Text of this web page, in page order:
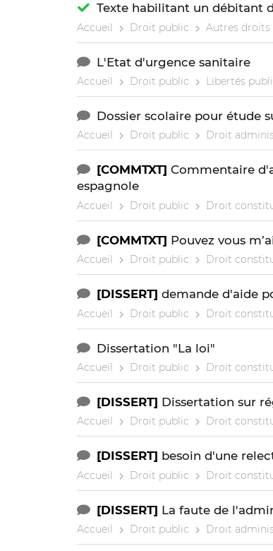
Texte habilitant un débitant
Accueil Droit public Autres droits
L'Etat d'urgence sanitaire
Accueil Droit public Libertés
Dossier scolaire pour étude
Accueil Droit public Droit
[COMMTXT] Commentaire
espagnole
Accueil Droit public Droit
[COMMTXT] Pouvez vous
Accueil Droit public Droit
[DISSERT] demande d'aide
Accueil Droit public Droit
Dissertation "La loi"
Accueil Droit public Droit
[DISSERT] Dissertation sur
Accueil Droit public Droit
[DISSERT] besoin d'une
Accueil Droit public Droit
[DISSERT] La faute de
Accueil Droit public Droit